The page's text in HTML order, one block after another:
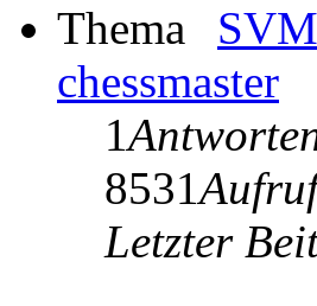
chessmaster
1
8531
Letzter